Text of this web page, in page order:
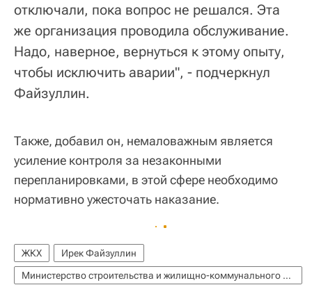
отключали, пока вопрос не решался. Эта
же организация проводила обслуживание.
Надо, наверное, вернуться к этому опыту,
чтобы исключить аварии", - подчеркнул
Файзуллин.
Также, добавил он, немаловажным является
усиление контроля за незаконными
перепланировками, в этой сфере необходимо
нормативно ужесточать наказание.
ЖКХ
Ирек Файзуллин
Министерство строительства и жилищно-коммунального хозяйства РФ (Минстрой России)